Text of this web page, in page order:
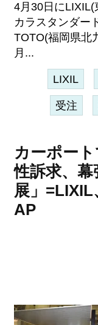
4月30日にLIXIL(
カラスタンダー
TOTO(福岡県北
月...
LIXIL
受注
カーポー
性訴求、
展」
AP